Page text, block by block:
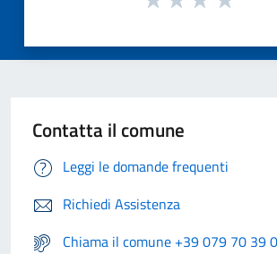
Contatta il comune
Leggi le domande frequenti
Richiedi Assistenza
Chiama il comune +39 079 70 39